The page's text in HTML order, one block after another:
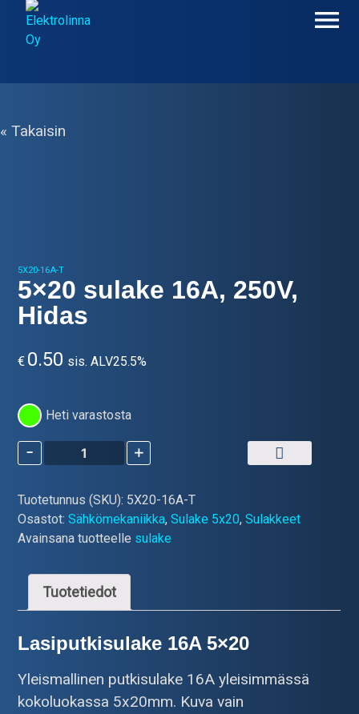
content
« Takaisin
5X20-16A-T
5×20 sulake 16A, 250V,
Hidas
€ 0.50 sis. ALV25.5%
Heti varastosta
-
5×20
sulake
250V,
Hidas
määrä
+
Tuotetunnus (SKU): 5X20-16A-T
Osastot:Sähkömekaniikka,Sulake 5x20,Sulakkeet
Avainsana tuotteelle sulake
Tuotetiedot
Lasiputkisulake 16A 5×20
Yleismallinen putkisulake 16A yleisimmässä
kokoluokassa 5x20mm. Kuva vain